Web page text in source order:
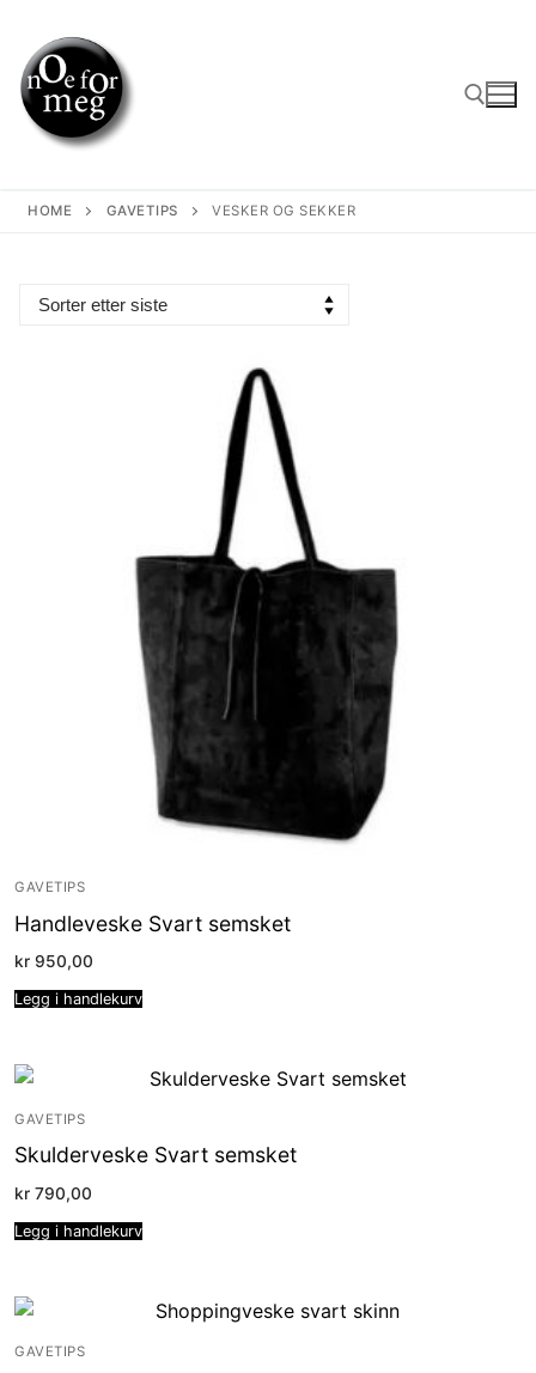
content
HOME GAVETIPS VESKER OG SEKKER
GAVETIPS
Handleveske Svart semsket
kr 950,00
Legg i handlekurv
GAVETIPS
Skulderveske Svart semsket
kr 790,00
Legg i handlekurv
GAVETIPS